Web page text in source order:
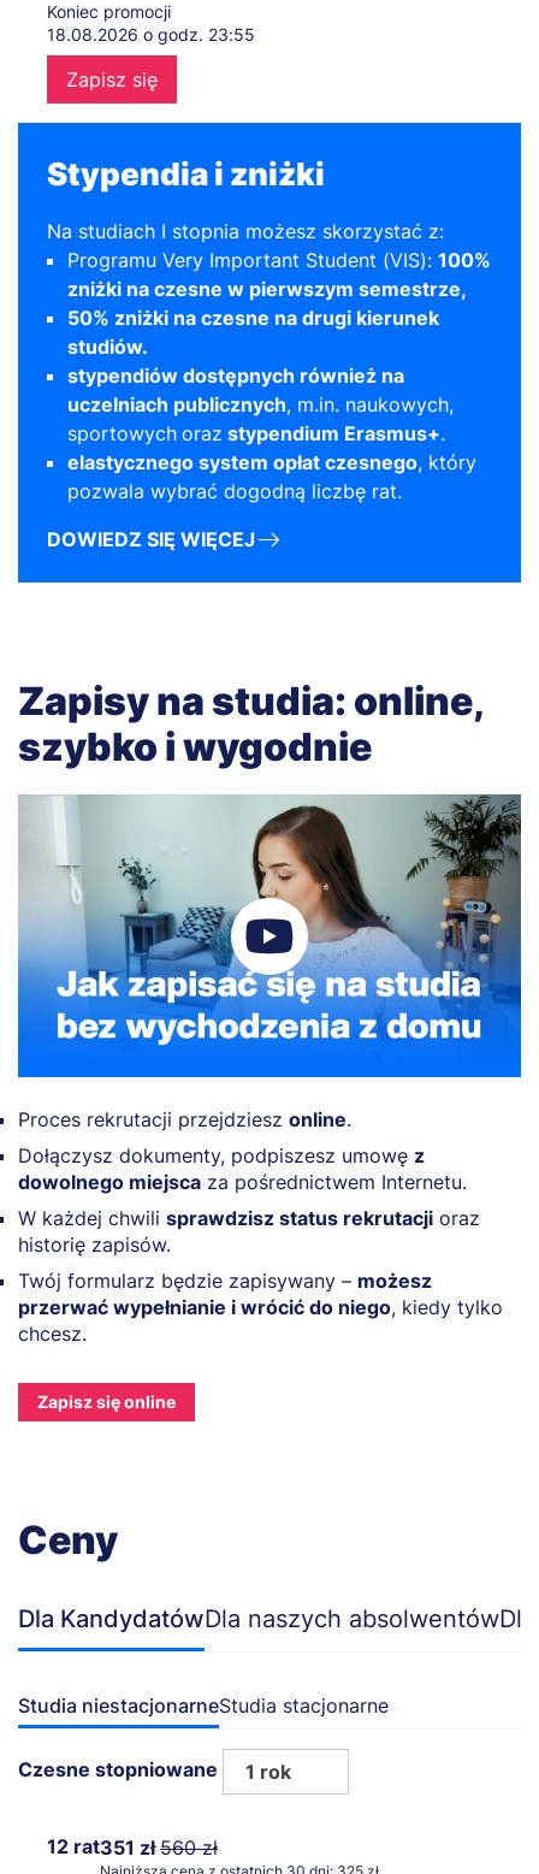
Koniec promocji
18.08.2026 o godz. 23:55
Zapisz się
Stypendia i zniżki
Na studiach I stopnia możesz skorzystać z:
Programu Very Important Student (VIS): 100%
zniżki na czesne w pierwszym semestrze,
50% zniżki na czesne na drugi kierunek
studiów.
stypendiów dostępnych również na
uczelniach publicznych, m.in. naukowych,
sportowych oraz stypendium Erasmus+.
elastycznego system opłat czesnego, który
pozwala wybrać dogodną liczbę rat.
DOWIEDZ SIĘ WIĘCEJ
Zapisy na studia: online,
szybko i wygodnie
Proces rekrutacji przejdziesz online.
Dołączysz dokumenty, podpiszesz umowę z
dowolnego miejsca za pośrednictwem Internetu.
W każdej chwili sprawdzisz status rekrutacji oraz
historię zapisów.
Twój formularz będzie zapisywany – możesz
przerwać wypełnianie i wrócić do niego, kiedy tylko
chcesz.
Zapisz się online
Ceny
Dla KandydatówDla naszych absolwentów
Studia niestacjonarneStudia stacjonarne
Czesne stopniowane 1 rok
12 rat351 zł560 zł